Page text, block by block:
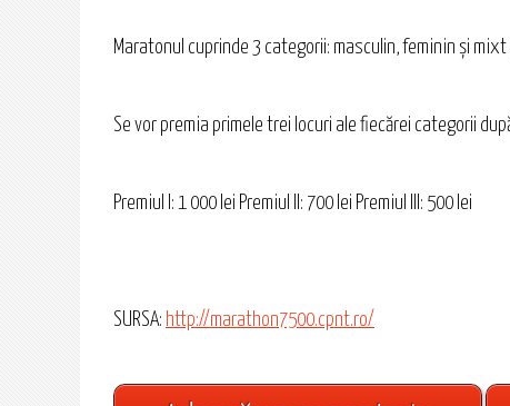
Maratonul cuprinde 3 categorii: masculin, feminin şi
Se vor premia primele trei locuri ale fiecărei categorii
Premiul I: 1 000 lei Premiul II: 700 lei Premiul III: 500 lei
SURSA: http://marathon7500.cpnt.ro/